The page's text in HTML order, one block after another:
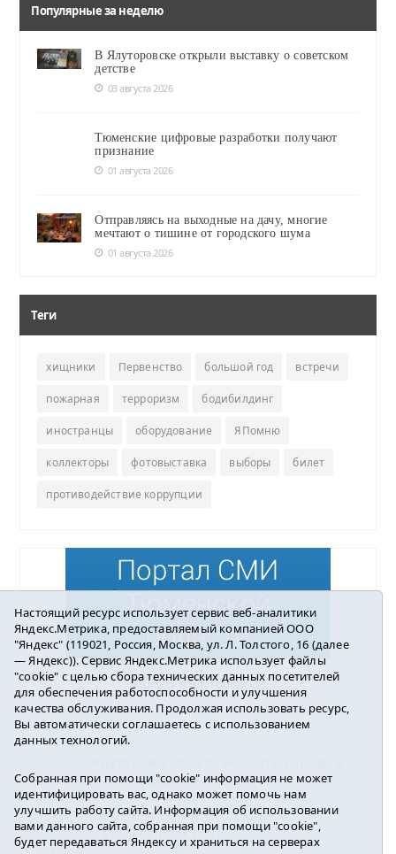
Популярные за неделю
В Ялуторовске открыли выставку о советском
детстве
03 августа 2026
Тюменские цифровые разработки получают
признание
01 августа 2026
Отправляясь на выходные на дачу, многие
мечтают о тишине от городского шума
01 августа 2026
Теги
хищники Первенство большой год встречи
пожарная терроризм бодибилдинг
иностранцы оборудование ЯПомню
коллекторы фотовыставка выборы билет
противодействие коррупции
Погода в Ялуторовске
района2016-2023
Учредитель: АНО «ИИЦ « Ялуторовская жизнь».
Главный редактор: Вешкурцева С.П.
E-mail:yznaet@inbox.ruТел.: 8(34535)2-02-51
Регистрационный номер ЭЛ № ФС 77-64937 от
Настоящий ресурс использует сервис веб-аналитики
Яндекс.Метрика, предоставляемый компанией ООО
"Яндекс" (119021, Россия, Москва, ул. Л. Толстого, 16 (далее
— Яндекс)). Сервис Яндекс.Метрика использует файлы
"cookie" с целью сбора технических данных посетителей
для обеспечения работоспособности и улучшения
качества обслуживания. Продолжая использовать ресурс,
Вы автоматически соглашаетесь с использованием
данных технологий.
Собранная при помощи "cookie" информация не может
идентифицировать вас, однако может помочь нам
улучшить работу сайта. Информация об использовании
вами данного сайта, собранная при помощи "cookie",
будет передаваться Яндексу и храниться на серверах